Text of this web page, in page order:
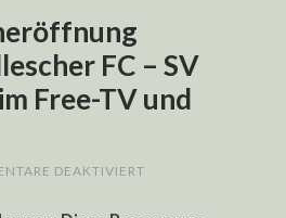
FC – SV
Free-TV und
DEAKTIVIERT